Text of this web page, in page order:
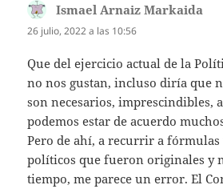
Ismael Arnaiz Markaida
26 julio, 2022 a las 10:56
Que del ejercicio actual de la
no nos gustan, incluso diría que
son necesarios, imprescindibles,
podemos estar de acuerdo
Pero de ahí, a recurrir a
políticos que fueron originales y
tiempo, me parece un error. El